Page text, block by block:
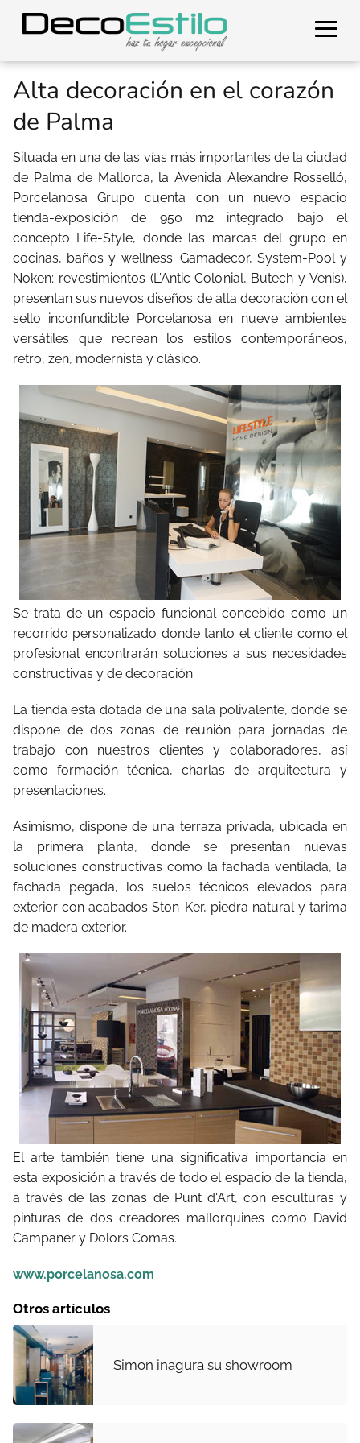
Alta decoración en el corazón
de Palma
Situada en una de las vías más importantes de la ciudad
de Palma de Mallorca, la Avenida Alexandre Rosselló,
Porcelanosa Grupo cuenta con un nuevo espacio
tienda-exposición de 950 m2 integrado bajo el
concepto Life-Style, donde las marcas del grupo en
cocinas, baños y wellness: Gamadecor, System-Pool y
Noken; revestimientos (L'Antic Colonial, Butech y Venis),
presentan sus nuevos diseños de alta decoración con el
sello inconfundible Porcelanosa en nueve ambientes
versátiles que recrean los estilos contemporáneos,
retro, zen, modernista y clásico.
Se trata de un espacio funcional concebido como un
recorrido personalizado donde tanto el cliente como el
profesional encontrarán soluciones a sus necesidades
constructivas y de decoración.
La tienda está dotada de una sala polivalente, donde se
dispone de dos zonas de reunión para jornadas de
trabajo con nuestros clientes y colaboradores, así
como formación técnica, charlas de arquitectura y
presentaciones.
Asimismo, dispone de una terraza privada, ubicada en
la primera planta, donde se presentan nuevas
soluciones constructivas como la fachada ventilada, la
fachada pegada, los suelos técnicos elevados para
exterior con acabados Ston-Ker, piedra natural y tarima
de madera exterior.
El arte también tiene una significativa importancia en
esta exposición a través de todo el espacio de la tienda,
a través de las zonas de Punt d'Art, con esculturas y
pinturas de dos creadores mallorquines como David
Campaner y Dolors Comas.
www.porcelanosa.com
Otros artículos
Simon inagura su showroom